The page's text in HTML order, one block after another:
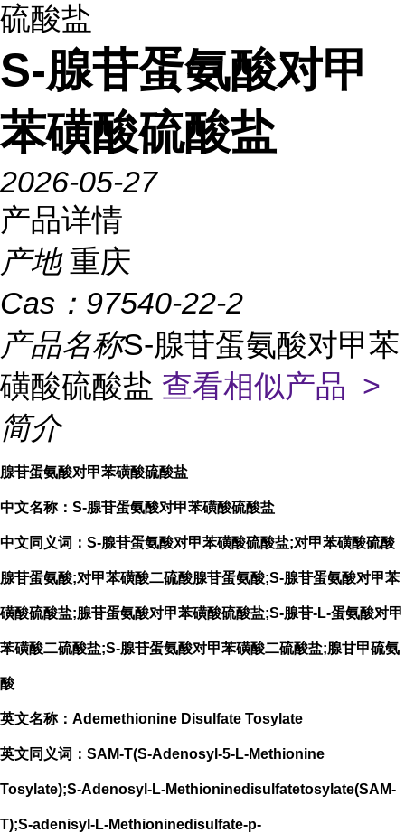
硫酸盐
S-腺苷蛋氨酸对甲
苯磺酸硫酸盐
2026-05-27
产品详情
产地 重庆
Cas： 97540-22-2
产品名称S-腺苷蛋氨酸对甲苯
磺酸硫酸盐 查看相似产品 >
简介
腺苷蛋氨酸对甲苯磺酸硫酸盐
中文名称：S-腺苷蛋氨酸对甲苯磺酸硫酸盐
中文同义词：S-腺苷蛋氨酸对甲苯磺酸硫酸盐;对甲苯磺酸硫酸
腺苷蛋氨酸;对甲苯磺酸二硫酸腺苷蛋氨酸;S-腺苷蛋氨酸对甲苯
磺酸硫酸盐;腺苷蛋氨酸对甲苯磺酸硫酸盐;S-腺苷-L-蛋氨酸对甲
苯磺酸二硫酸盐;S-腺苷蛋氨酸对甲苯磺酸二硫酸盐;腺甘甲硫氨
酸
英文名称：Ademethionine Disulfate Tosylate
英文同义词：SAM-T(S-Adenosyl-5-L-Methionine
Tosylate);S-Adenosyl-L-Methioninedisulfatetosylate(SAM-
T);S-adenisyl-L-Methioninedisulfate-p-